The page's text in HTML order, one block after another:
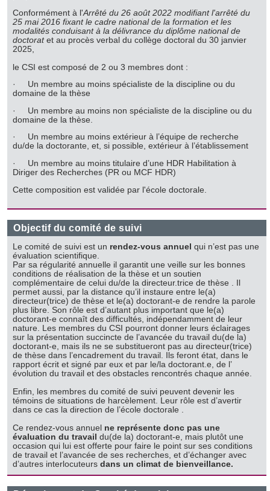
Conformément à l'Arrêté du 26 août 2022 modifiant l'arrêté du
25 mai 2016 fixant le cadre national de la formation et les
modalités conduisant à la délivrance du diplôme national de
doctoratet au procès verbal du collège doctoral du 30 janvier
2025,
le CSI est composé de 2 ou 3 membres dont :
· Un membre au moins spécialiste de la discipline ou du
domaine de la thèse
· Un membre au moins non spécialiste de la discipline ou du
domaine de la thèse.
· Un membre au moins extérieur à l’équipe de recherche
du/de la doctorante, et, si possible, extérieur à l’établissement
· Un membre au moins titulaire d’une HDR Habilitation à
Diriger des Recherches (PR ou MCF HDR)
Cette composition est validée par l'école doctorale.
Objectif du comité de suivi
Le comité de suivi est un rendez-vous annuel qui n’est pas une
évaluation scientifique.
Par sa régularité annuelle il garantit une veille sur les bonnes
conditions de réalisation de la thèse et un soutien
complémentaire de celui du/de la directeur.trice de thèse . Il
permet aussi, par la distance qu’il instaure entre le(a)
directeur(trice) de thèse et le(a) doctorant-e de rendre la parole
plus libre. Son rôle est d’autant plus important que le(a)
doctorant-e connaît des difficultés, indépendamment de leur
nature. Les membres du CSI pourront donner leurs éclairages
sur la présentation succincte de l’avancée du travail du(de la)
doctorant-e, mais ils ne se substitueront pas au directeur(trice)
de thèse dans l’encadrement du travail. Ils feront état, dans le
rapport écrit et signé par eux et par le/la doctorant.e, de l’
évolution du travail et des obstacles rencontrés chaque année.
Enfin, les membres du comité de suivi peuvent devenir les
témoins de situations de harcèlement. Leur rôle est d’avertir
dans ce cas la direction de l’école doctorale .
Ce rendez-vous annuel ne représente donc pas une
évaluation du travaildu(de la) doctorant-e, mais plutôt une
occasion qui lui est offerte pour faire le point sur ses conditions
de travail et l’avancée de ses recherches, et d’échanger avec
d’autres interlocuteursdans un climat de bienveillance.